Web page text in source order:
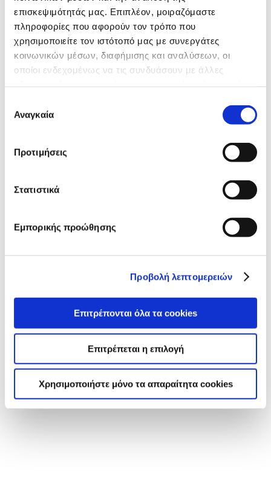
επισκεψιμότητάς μας. Επιπλέον, μοιραζόμαστε
πληροφορίες που αφορούν τον τρόπο που
χρησιμοποιείτε τον ιστότοπό μας με συνεργάτες
κοινωνικών μέσων, διαφήμισης και αναλύσεων, οι
οποίοι ενδεχομένως να τις συνδυάσουν με άλλες
των υπηρεσιών τους.
συγκατάθεσης
Αναγκαία
Προτιμήσεις
Στατιστικά
Εμπορικής προώθησης
Προβολή λεπτομερειών
Επιτρέπονται όλα τα cookies
Επιτρέπεται η επιλογή
Χρησιμοποιήστε μόνο τα απαραίτητα cookies
ΠΡΟΤΕΙΝΟΜΕΝΕΣ ΣΥΝΤΑΓΕΣ